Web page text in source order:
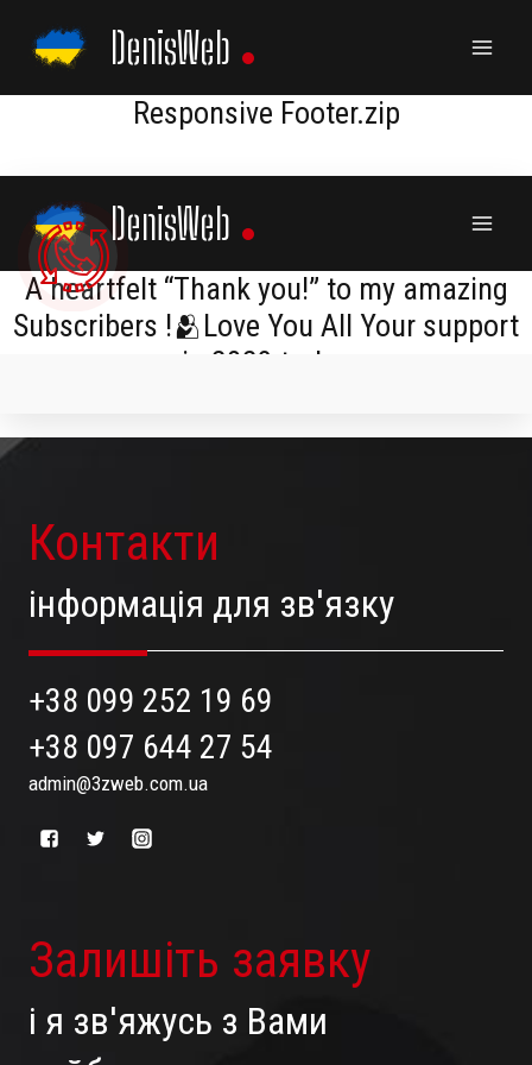
content
DenisWeb
Responsive Footer.zip
Контакти
інформація для зв'язку
+38 099 252 19 69
+38 097 644 27 54
admin@3zweb.com.ua
Залишіть заявку
і я зв'яжусь з Вами